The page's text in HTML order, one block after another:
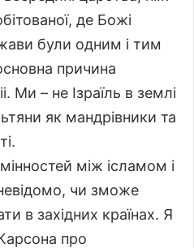
де Божі
були одним і тим
причина
Ми – не Ізраїль в землі
як мандрівники та
між ісламом і
чи зможе
в західних країнах. Я
про